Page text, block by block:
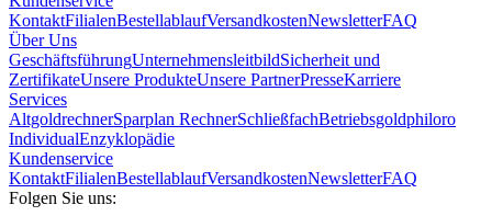
KontaktFilialenBestellablaufVersandkostenNewsletterFAQ
Über Uns
GeschäftsführungUnternehmensleitbildSicherheit und
ZertifikateUnsere ProdukteUnsere PartnerPresseKarriere
Services
AltgoldrechnerSparplan RechnerSchließfachBetriebsgoldphiloro
IndividualEnzyklopädie
Kundenservice
KontaktFilialenBestellablaufVersandkostenNewsletterFAQ
Folgen Sie uns: